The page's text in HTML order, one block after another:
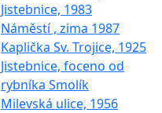
Jistebnice, 1983
Náměstí , zima 1987
Kaplička Sv. Trojice, 1925
Jistebnice, foceno od
rybníka Smolík
Milevská ulice, 1956